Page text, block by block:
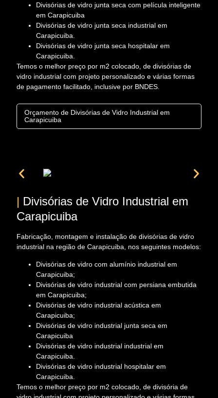
Divisórias de vidro junta seca com película inteligente
em Carapicuiba
Divisórias de vidro junta seca industrial em
Carapicuiba.
Divisórias de vidro junta seca hospitalar em
Carapicuiba.
Temos o melhor preço por m2 colocado, de divisórias de
vidro industrial com projeto personalizado e várias formas
de pagamento facilitado, inclusive por BNDES.
Orçamento de Divisórias de Vidro Industrial em
Carapicuiba
| Divisórias de Vidro Industrial em
Carapicuiba
Fabricação, montagem e instalação de divisórias de vidro
industrial na região de Carapicuiba, nos seguintes modelos:
Divisórias de vidro com alumínio industrial em
Carapicuiba;
Divisórias de vidro industrial com persiana embutida
em Carapicuiba;
Divisórias de vidro industrial acústica em
Carapicuiba;
Divisórias de vidro industrial junta seca em
Carapicuiba
Divisórias de vidro industrial industrial em
Carapicuiba.
Divisórias de vidro industrial hospitalar em
Carapicuiba.
Temos o melhor preço por m2 colocado, de divisória de